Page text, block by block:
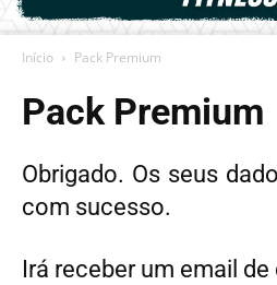
Início Pack Premium
Pack Premium
Obrigado. Os seus
com sucesso.
Irá receber um email